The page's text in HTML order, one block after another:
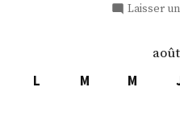
Laisser
L
M M